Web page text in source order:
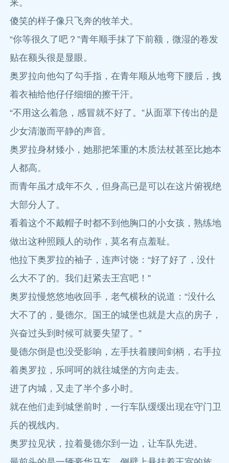
来。
傻笑的样子像只飞奔的牧羊犬。
“你等很久了吧？”青年顺手抹了下前额，微湿的卷发
贴在额头很是显眼。
奥罗拉向他勾了勾手指，在青年顺从地弯下腰后，拽
着衣袖给他仔仔细细的擦干汗。
“不用这么着急，感冒就不好了。”从面罩下传出的是
少女清澈而平静的声音。
奥罗拉身材矮小，她那把笨重的木质法杖甚至比她本
人都高。
而青年虽才成年不久，但身高已是可以在这片俯视绝
大部分人了。
看着这个不戴帽子时都不到他胸口的小女孩，熟练地
做出这种照顾人的动作，莫名有点羞耻。
他拉下奥罗拉的袖子，连声讨饶：“好了好了，没什
么大不了的。我们赶紧去王宫吧！”
奥罗拉慢悠悠地收回手，老气横秋的说道：“没什么
大不了的，曼德尔。国王的城堡也就是大点的房子，
兴奋过头到时候可就要失望了。”
曼德尔倒是也没受影响，左手扶着腰间剑柄，右手拉
着奥罗拉，乐呵呵的就往城堡的方向走去。
进了内城，又走了半个多小时。
就在他们走到城堡前时，一行车队缓缓出现在守门卫
兵的视线内。
奥罗拉见状，拉着曼德尔到一边，让车队先进。